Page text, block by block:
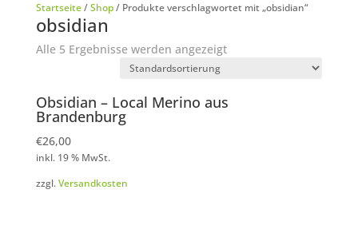
Startseite/Shop/ Produkte verschlagwortet mit „obsidian“
obsidian
Alle 5 Ergebnisse werden angezeigt
Obsidian – Local Merino aus
Brandenburg
€26,00
inkl. 19 % MwSt.
zzgl.Versandkosten